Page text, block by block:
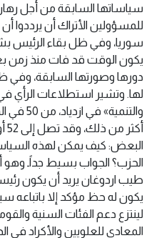
سياساتها السابقة من أجل
للمسؤولين الأتراك أن
سوريا، وفي ظل بقاء الرئيس
يكون الوقت قد فات منذ زمن
دورها وصورتها السابقة، وفي
لها. وتشير استطلاعات الرأي
البعض: كيف يمكن لهذه
الحزب؟ الجواب بسيط جداًـ وهو
يكون له حظ مؤكد إلا باتباعه
لينتزع دعم الفئات السنية
المعادي للعلويين والأكراد في